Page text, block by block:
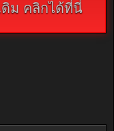
ม คลิกได้ที่นี่